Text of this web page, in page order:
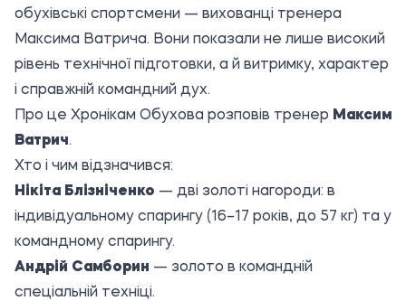
обухівські спортсмени — вихованці тренера
Максима Ватрича. Вони показали не лише високий
рівень технічної підготовки, а й витримку, характер
і справжній командний дух.
Про це Хронікам Обухова розповів тренер Максим
Ватрич.
Хто і чим відзначився:
Нікіта Блізніченко — дві золоті нагороди: в
індивідуальному спарингу (16–17 років, до 57 кг) та у
командному спарингу.
Андрій Самборин — золото в командній
спеціальній техніці.